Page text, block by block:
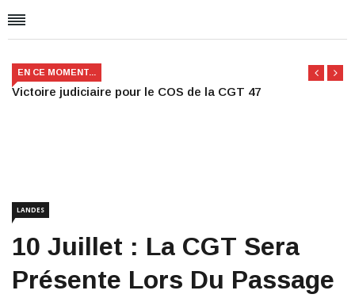
EN CE MOMENT...
Victoire judiciaire pour le COS de la CGT 47
LANDES
10 Juillet : La CGT Sera
Présente Lors Du Passage